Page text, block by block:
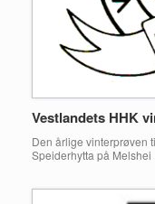
Vestlandets HHK
Den årlige vinterprøven
Speiderhytta på